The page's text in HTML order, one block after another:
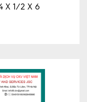
X 1/2 X 6